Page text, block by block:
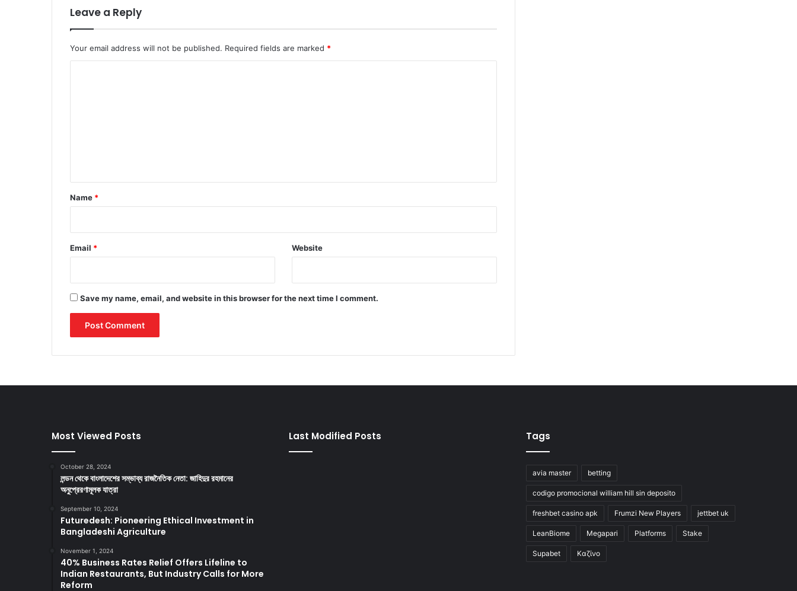
Leave a Reply
Your email address will not be published. Required fields are marked *
*
Name *
Email * Website
Save my name, email, and website in this browser for the next time I comment.
Most Viewed Posts
October 28, 2024
লন্ডন থেকে বাংলাদেশের সম্ভাব্য রাজনৈতিক নেতা: জাহিদুর রহমানের
অনুপ্রেরণামূলক যাত্রা
September 10, 2024
Futuredesh: Pioneering Ethical Investment in
Bangladeshi Agriculture
November 1, 2024
40% Business Rates Relief Offers Lifeline to
Indian Restaurants, But Industry Calls for More
Reform
Last Modified Posts Tags
avia master betting
codigo promocional william hill sin deposito
freshbet casino apk Frumzi New Players jettbet uk
LeanBiome Megapari Platforms Stake
Supabet Καζίνο